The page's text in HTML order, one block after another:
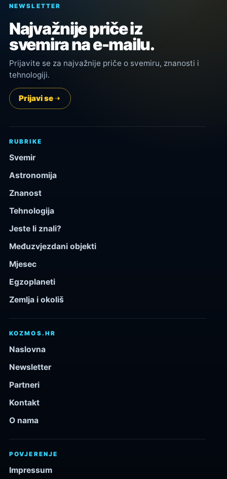
NEWSLETTER
Najvažnije priče iz
svemira na e-mailu.
Prijavite se za najvažnije priče o svemiru, znanosti i
tehnologiji.
Prijavi se
RUBRIKE
Svemir
Astronomija
Znanost
Tehnologija
Jeste li znali?
Međuzvjezdani objekti
Mjesec
Egzoplaneti
Zemlja i okoliš
KOZMOS.HR
Naslovna
Newsletter
Partneri
Kontakt
O nama
POVJERENJE
Impressum